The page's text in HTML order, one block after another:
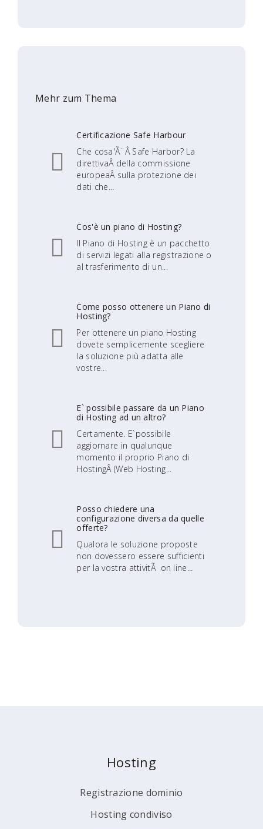
Mehr zum Thema
Certificazione Safe Harbour
Che cosa'Ã¨Â Safe Harbor? La
direttivaÂ della commissione
europeaÂ sulla protezione dei
dati che...
Cos'è un piano di Hosting?
Il Piano di Hosting è un pacchetto
di servizi legati alla registrazione o
al trasferimento di un...
Come posso ottenere un Piano di
Hosting?
Per ottenere un piano Hosting
dovete semplicemente scegliere
la soluzione più adatta alle
vostre...
E` possibile passare da un Piano
di Hosting ad un altro?
Certamente. E`possibile
aggiornare in qualunque
momento il proprio Piano di
HostingÂ (Web Hosting...
Posso chiedere una
configurazione diversa da quelle
offerte?
Qualora le soluzione proposte
non dovessero essere sufficienti
per la vostra attivitÃ on line...
Hosting
Registrazione dominio
Hosting condiviso